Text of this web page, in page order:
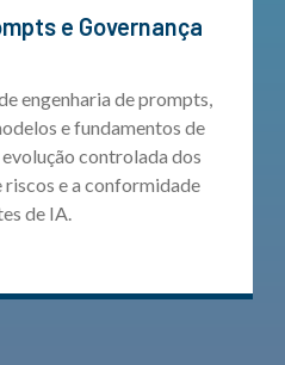
engenharia de prompts,
e fundamentos de
controlada dos
riscos e a conformidade
de IA.